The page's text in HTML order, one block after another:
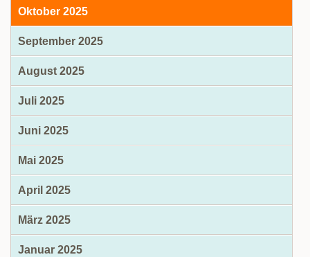
Oktober 2025
September 2025
August 2025
Juli 2025
Juni 2025
Mai 2025
April 2025
März 2025
Januar 2025